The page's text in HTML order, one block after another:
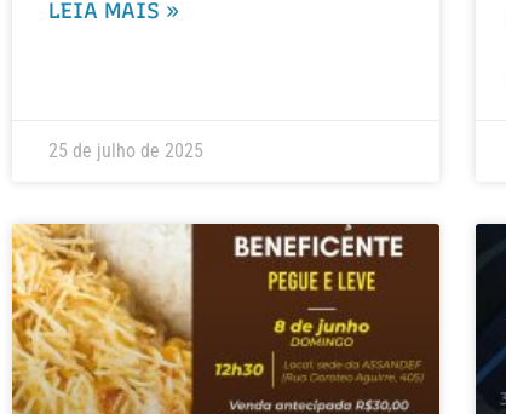
LEIA MAIS »
25 de julho de 2025